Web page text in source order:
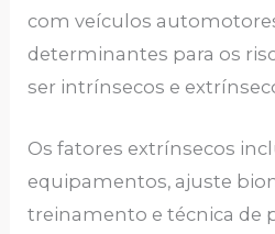
com veículos
determinantes para os
ser intrínsecos e
Os fatores extrínsecos
equipamentos, ajuste
treinamento e técnica de